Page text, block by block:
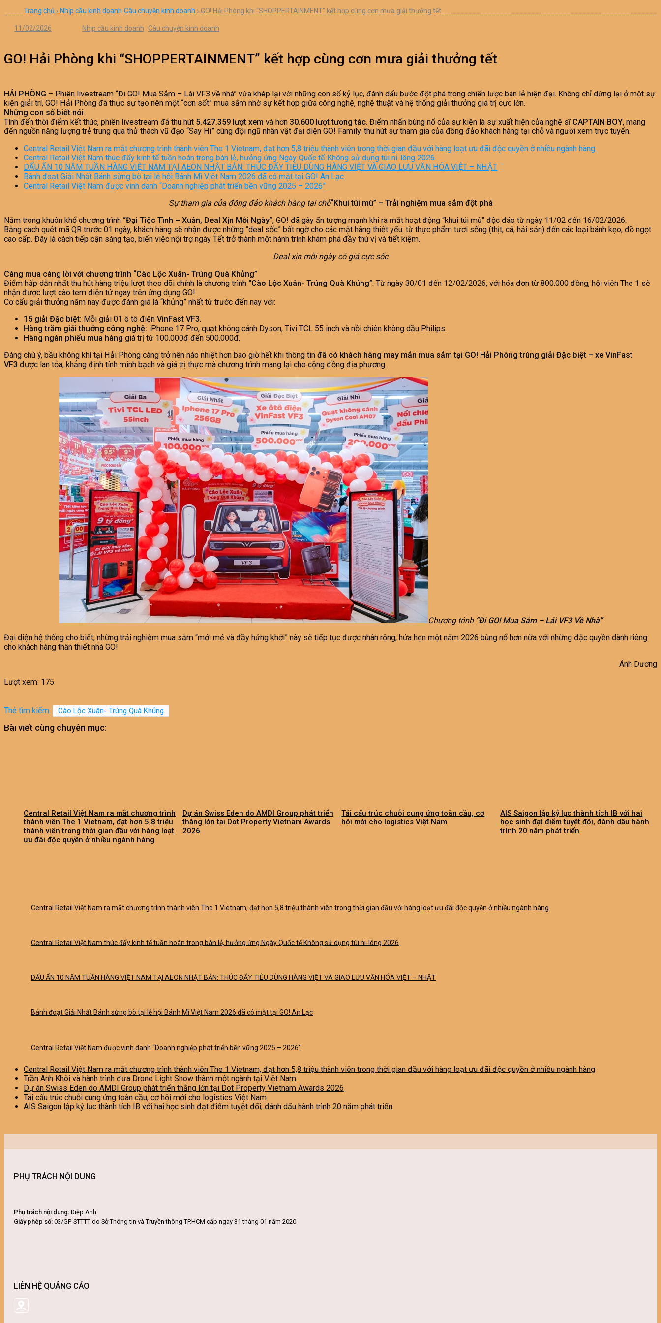
Trang chủ › Nhịp cầu kinh doanh Câu chuyện kinh doanh › GO! Hải Phòng khi “SHOPPERTAINMENT” kết hợp cùng cơn mưa giải thưởng tết
11/02/2026 Nhịp cầu kinh doanh Câu chuyện kinh doanh
GO! Hải Phòng khi “SHOPPERTAINMENT” kết hợp cùng cơn mưa giải thưởng tết
HẢI PHÒNG – Phiên livestream “Đi GO! Mua Sắm – Lái VF3 về nhà” vừa khép lại với những con số kỷ lục, đánh dấu bước đột phá trong chiến lược bán lẻ hiện đại. Không chỉ dừng lại ở một sự
kiện giải trí, GO! Hải Phòng đã thực sự tạo nên một “cơn sốt” mua sắm nhờ sự kết hợp giữa công nghệ, nghệ thuật và hệ thống giải thưởng giá trị cực lớn.
Những con số biết nói
Tính đến thời điểm kết thúc, phiên livestream đã thu hút 5.427.359 lượt xem và hơn 30.600 lượt tương tác. Điểm nhấn bùng nổ của sự kiện là sự xuất hiện của nghệ sĩ CAPTAIN BOY, mang
đến nguồn năng lượng trẻ trung qua thử thách vũ đạo “Say Hi” cùng đội ngũ nhân vật đại diện GO! Family, thu hút sự tham gia của đông đảo khách hàng tại chỗ và người xem trực tuyến.
Central Retail Việt Nam ra mắt chương trình thành viên The 1 Vietnam, đạt hơn 5,8 triệu thành viên trong thời gian đầu với hàng loạt ưu đãi độc quyền ở nhiều ngành hàng
Central Retail Việt Nam thúc đẩy kinh tế tuần hoàn trong bán lẻ, hưởng ứng Ngày Quốc tế Không sử dụng túi ni-lông 2026
DẤU ẤN 10 NĂM TUẦN HÀNG VIỆT NAM TẠI AEON NHẬT BẢN: THÚC ĐẨY TIÊU DÙNG HÀNG VIỆT VÀ GIAO LƯU VĂN HÓA VIỆT – NHẬT
Bánh đoạt Giải Nhất Bánh sừng bò tại lễ hội Bánh Mì Việt Nam 2026 đã có mặt tại GO! An Lạc
Central Retail Việt Nam được vinh danh “Doanh nghiệp phát triển bền vững 2025 – 2026”
Sự tham gia của đông đảo khách hàng tại chỗ“Khui túi mù” – Trải nghiệm mua sắm đột phá
Nằm trong khuôn khổ chương trình “Đại Tiệc Tình – Xuân, Deal Xịn Mỗi Ngày”, GO! đã gây ấn tượng mạnh khi ra mắt hoạt động “khui túi mù” độc đáo từ ngày 11/02 đến 16/02/2026.
Bằng cách quét mã QR trước 01 ngày, khách hàng sẽ nhận được những “deal sốc” bất ngờ cho các mặt hàng thiết yếu: từ thực phẩm tươi sống (thịt, cá, hải sản) đến các loại bánh kẹo, đồ ngọt
cao cấp. Đây là cách tiếp cận sáng tạo, biến việc nội trợ ngày Tết trở thành một hành trình khám phá đầy thú vị và tiết kiệm.
Deal xịn mỗi ngày có giá cực sốc
Càng mua càng lời với chương trình “Cào Lộc Xuân- Trúng Quà Khủng”
Điểm hấp dẫn nhất thu hút hàng triệu lượt theo dõi chính là chương trình “Cào Lộc Xuân- Trúng Quà Khủng”. Từ ngày 30/01 đến 12/02/2026, với hóa đơn từ 800.000 đồng, hội viên The 1 sẽ
nhận được lượt cào tem điện tử ngay trên ứng dụng GO!.
Cơ cấu giải thưởng năm nay được đánh giá là “khủng” nhất từ trước đến nay với:
15 giải Đặc biệt: Mỗi giải 01 ô tô điện VinFast VF3.
Hàng trăm giải thưởng công nghệ: iPhone 17 Pro, quạt không cánh Dyson, Tivi TCL 55 inch và nồi chiên không dầu Philips.
Hàng ngàn phiếu mua hàng giá trị từ 100.000đ đến 500.000đ.
Đáng chú ý, bầu không khí tại Hải Phòng càng trở nên náo nhiệt hơn bao giờ hết khi thông tin đã có khách hàng may mắn mua sắm tại GO! Hải Phòng trúng giải Đặc biệt – xe VinFast
VF3 được lan tỏa, khẳng định tính minh bạch và giá trị thực mà chương trình mang lại cho cộng đồng địa phương.
Chương trình “Đi GO! Mua Sắm – Lái VF3 Về Nhà”
Đại diện hệ thống cho biết, những trải nghiệm mua sắm “mới mẻ và đầy hứng khởi” này sẽ tiếp tục được nhân rộng, hứa hẹn một năm 2026 bùng nổ hơn nữa với những đặc quyền dành riêng
cho khách hàng thân thiết nhà GO!
Ánh Dương
Lượt xem: 175
Thẻ tìm kiếm: Cào Lộc Xuân- Trúng Quà Khủng
Bài viết cùng chuyên mục:
Central Retail Việt Nam ra mắt chương trình
thành viên The 1 Vietnam, đạt hơn 5,8 triệu
thành viên trong thời gian đầu với hàng loạt
ưu đãi độc quyền ở nhiều ngành hàng
Dự án Swiss Eden do AMDI Group phát triển
thắng lớn tại Dot Property Vietnam Awards
2026
Tái cấu trúc chuỗi cung ứng toàn cầu, cơ
hội mới cho logistics Việt Nam
AIS Saigon lập kỷ lục thành tích IB với hai
học sinh đạt điểm tuyệt đối, đánh dấu hành
trình 20 năm phát triển
Central Retail Việt Nam ra mắt chương trình thành viên The 1 Vietnam, đạt hơn 5,8 triệu thành viên trong thời gian đầu với hàng loạt ưu đãi độc quyền ở nhiều ngành hàng
Central Retail Việt Nam thúc đẩy kinh tế tuần hoàn trong bán lẻ, hưởng ứng Ngày Quốc tế Không sử dụng túi ni-lông 2026
DẤU ẤN 10 NĂM TUẦN HÀNG VIỆT NAM TẠI AEON NHẬT BẢN: THÚC ĐẨY TIÊU DÙNG HÀNG VIỆT VÀ GIAO LƯU VĂN HÓA VIỆT – NHẬT
Bánh đoạt Giải Nhất Bánh sừng bò tại lễ hội Bánh Mì Việt Nam 2026 đã có mặt tại GO! An Lạc
Central Retail Việt Nam được vinh danh “Doanh nghiệp phát triển bền vững 2025 – 2026”
Central Retail Việt Nam ra mắt chương trình thành viên The 1 Vietnam, đạt hơn 5,8 triệu thành viên trong thời gian đầu với hàng loạt ưu đãi độc quyền ở nhiều ngành hàng
Trần Anh Khôi và hành trình đưa Drone Light Show thành một ngành tại Việt Nam
Dự án Swiss Eden do AMDI Group phát triển thắng lớn tại Dot Property Vietnam Awards 2026
Tái cấu trúc chuỗi cung ứng toàn cầu, cơ hội mới cho logistics Việt Nam
AIS Saigon lập kỷ lục thành tích IB với hai học sinh đạt điểm tuyệt đối, đánh dấu hành trình 20 năm phát triển
PHỤ TRÁCH NỘI DUNG
Phụ trách nội dung: Diệp Anh
Giấy phép số: 03/GP-STTTT do Sở Thông tin và Truyền thông TP.HCM cấp ngày 31 tháng 01 năm 2020.
LIÊN HỆ QUẢNG CÁO